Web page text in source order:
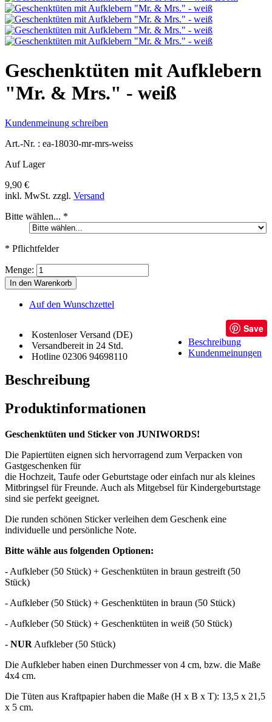
Geschenktüten mit Aufklebern
"Mr. & Mrs." - weiß
Kundenmeinung schreiben
Art.-Nr. : ea-18030-mr-mrs-weiss
Auf Lager
9,90 €
inkl. MwSt. zzgl. Versand
Bitte wählen... *
* Pflichtfelder
Menge:
In den Warenkorb
Auf den Wunschzettel
Kostenloser Versand (DE)
Versandbereit in 24 Std.
Hotline 02306 94698110
Save
Beschreibung
Kundenmeinungen
Beschreibung
Produktinformationen
Geschenktüten und Sticker von JUNIWORDS!
Die Papiertüten eignen sich hervorragend zum Verpacken von
Gastgeschenken für
die Hochzeit, Taufe oder Geburtstage oder einfach nur als kleines
Mitbringsel für Freunde. Auch als Mitgebsel für Kindergeburtstage
sind sie perfekt geeignet.
Die runden schönen Sticker verleihen dem Geschenk eine
individuelle und persönliche Note.
Bitte wähle aus folgenden Optionen:
- Aufkleber (50 Stück) + Geschenktüten in braun gestreift (50
Stück)
- Aufkleber (50 Stück) + Geschenktüten in braun (50 Stück)
- Aufkleber (50 Stück) + Geschenktüten in weiß (50 Stück)
- NUR Aufkleber (50 Stück)
Die Aufkleber haben einen Durchmesser von 4 cm, bzw. die Maße
4x4 cm.
Die Tüten aus Kraftpapier haben die Maße (H x B x T): 13,5 x 21,5
x 5 cm.